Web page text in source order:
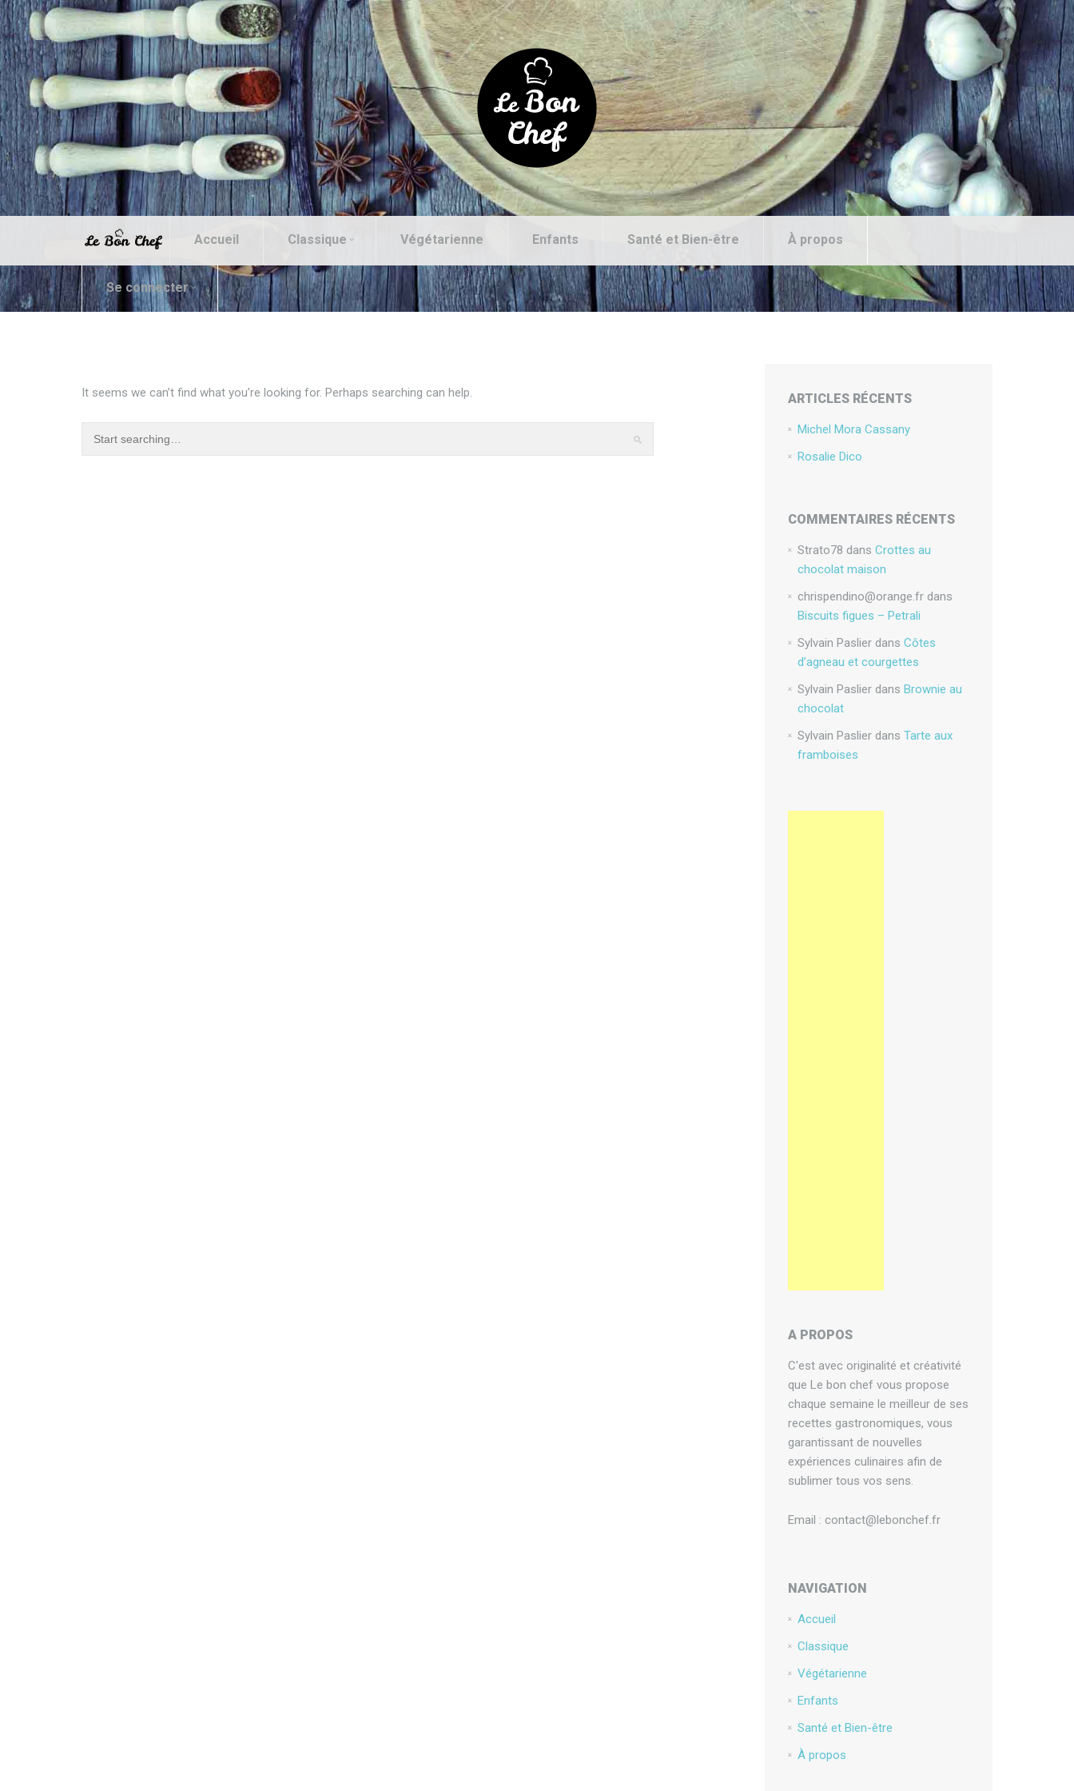
Accueil Classique Végétarienne Enfants Santé et Bien-être À propos
Se connecter
It seems we can’t find what you’re looking for. Perhaps searching can help. ARTICLES RÉCENTS
Michel Mora Cassany
Rosalie Dico
COMMENTAIRES RÉCENTS
Strato78 dans Crottes au
chocolat maison
chrispendino@orange.frdans
Biscuits figues – Petrali
Sylvain Paslierdans Côtes
d’agneau et courgettes
Sylvain Paslierdans Brownie au
chocolat
Sylvain Paslierdans Tarte aux
framboises
A PROPOS
C'est avec originalité et créativité
que Le bon chef vous propose
chaque semaine le meilleur de ses
recettes gastronomiques, vous
garantissant de nouvelles
expériences culinaires afin de
sublimer tous vos sens.
Email : contact@lebonchef.fr
NAVIGATION
Accueil
Classique
Végétarienne
Enfants
Santé et Bien-être
À propos